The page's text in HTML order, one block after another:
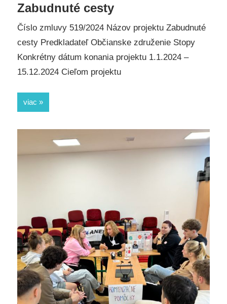
Zabudnuté cesty
Číslo zmluvy 519/2024 Názov projektu Zabudnuté
cesty Predkladateľ Občianske združenie Stopy
Konkrétny dátum konania projektu 1.1.2024 –
15.12.2024 Cieľom projektu
viac